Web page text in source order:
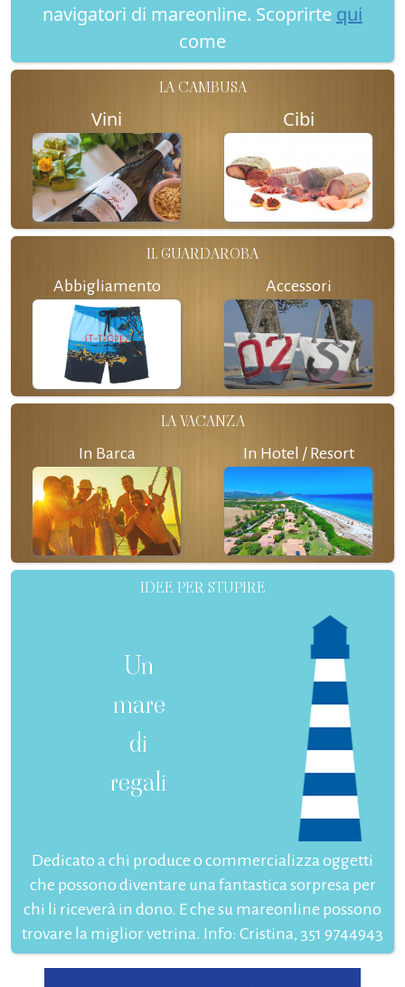
navigatori di mareonline. Scoprirte qui
come
LA CAMBUSA
Vini Cibi
IL GUARDAROBA
Abbigliamento Accessori
LA VACANZA
In Barca In Hotel / Resort
IDEE PER STUPIRE
Un
mare
di
regali
Dedicato a chi produce o commercializza oggetti
che possono diventare una fantastica sorpresa per
chi li riceverà in dono. E che su mareonline possono
trovare la miglior vetrina. Info: Cristina, 351 9744943